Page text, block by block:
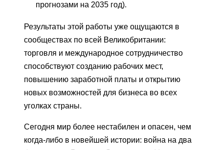
прогнозами на 2035 год).
Результаты этой работы уже ощущаются в
сообществах по всей Великобритании:
торговля и международное сотрудничество
способствуют созданию рабочих мест,
повышению заработной платы и открытию
новых возможностей для бизнеса во всех
уголках страны.
Сегодня мир более нестабилен и опасен, чем
когда-либо в новейшей истории: война на два